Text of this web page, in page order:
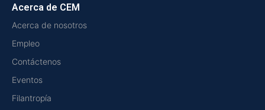
Acerca de CEM
Acerca de nosotros
Empleo
Contáctenos
Eventos
Filantropía